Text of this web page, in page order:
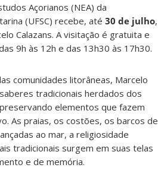
Açorianos (NEA) da
(UFSC) recebe, até 30 de julho,
Calazans. A visitação é gratuita e
9h às 12h e das 13h30 às 17h30.
comunidades litorâneas, Marcelo
tradicionais herdados dos
elementos que fazem
As praias, os costões, os barcos de
ao mar, a religiosidade
tradicionais surgem em suas telas
e de memória.